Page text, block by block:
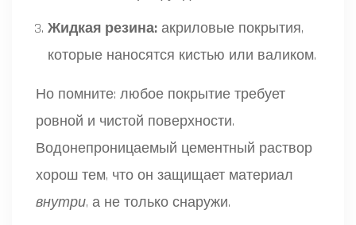
Жидкая резина: акриловые покрытия,
которые наносятся кистью или валиком.
Но помните: любое покрытие требует
ровной и чистой поверхности.
Водонепроницаемый цементный раствор
хорош тем, что он защищает материал
внутри, а не только снаружи.